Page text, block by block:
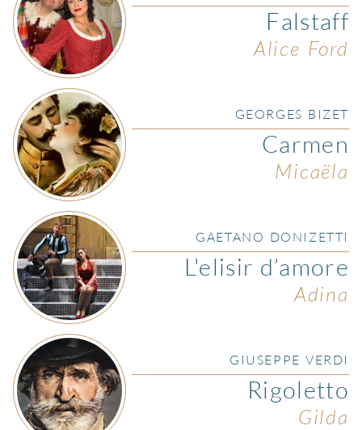
Falstaff
Alice Ford
GEORGES BIZET
Carmen
Micaëla
GAETANO DONIZETTI
L'elisir d’amore
Adina
GIUSEPPE VERDI
Rigoletto
Gilda